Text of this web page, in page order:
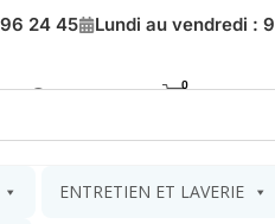
24 45 Lundi au vendredi :
Mon compte Mon panier
ENTRETIEN ET LAVERIE